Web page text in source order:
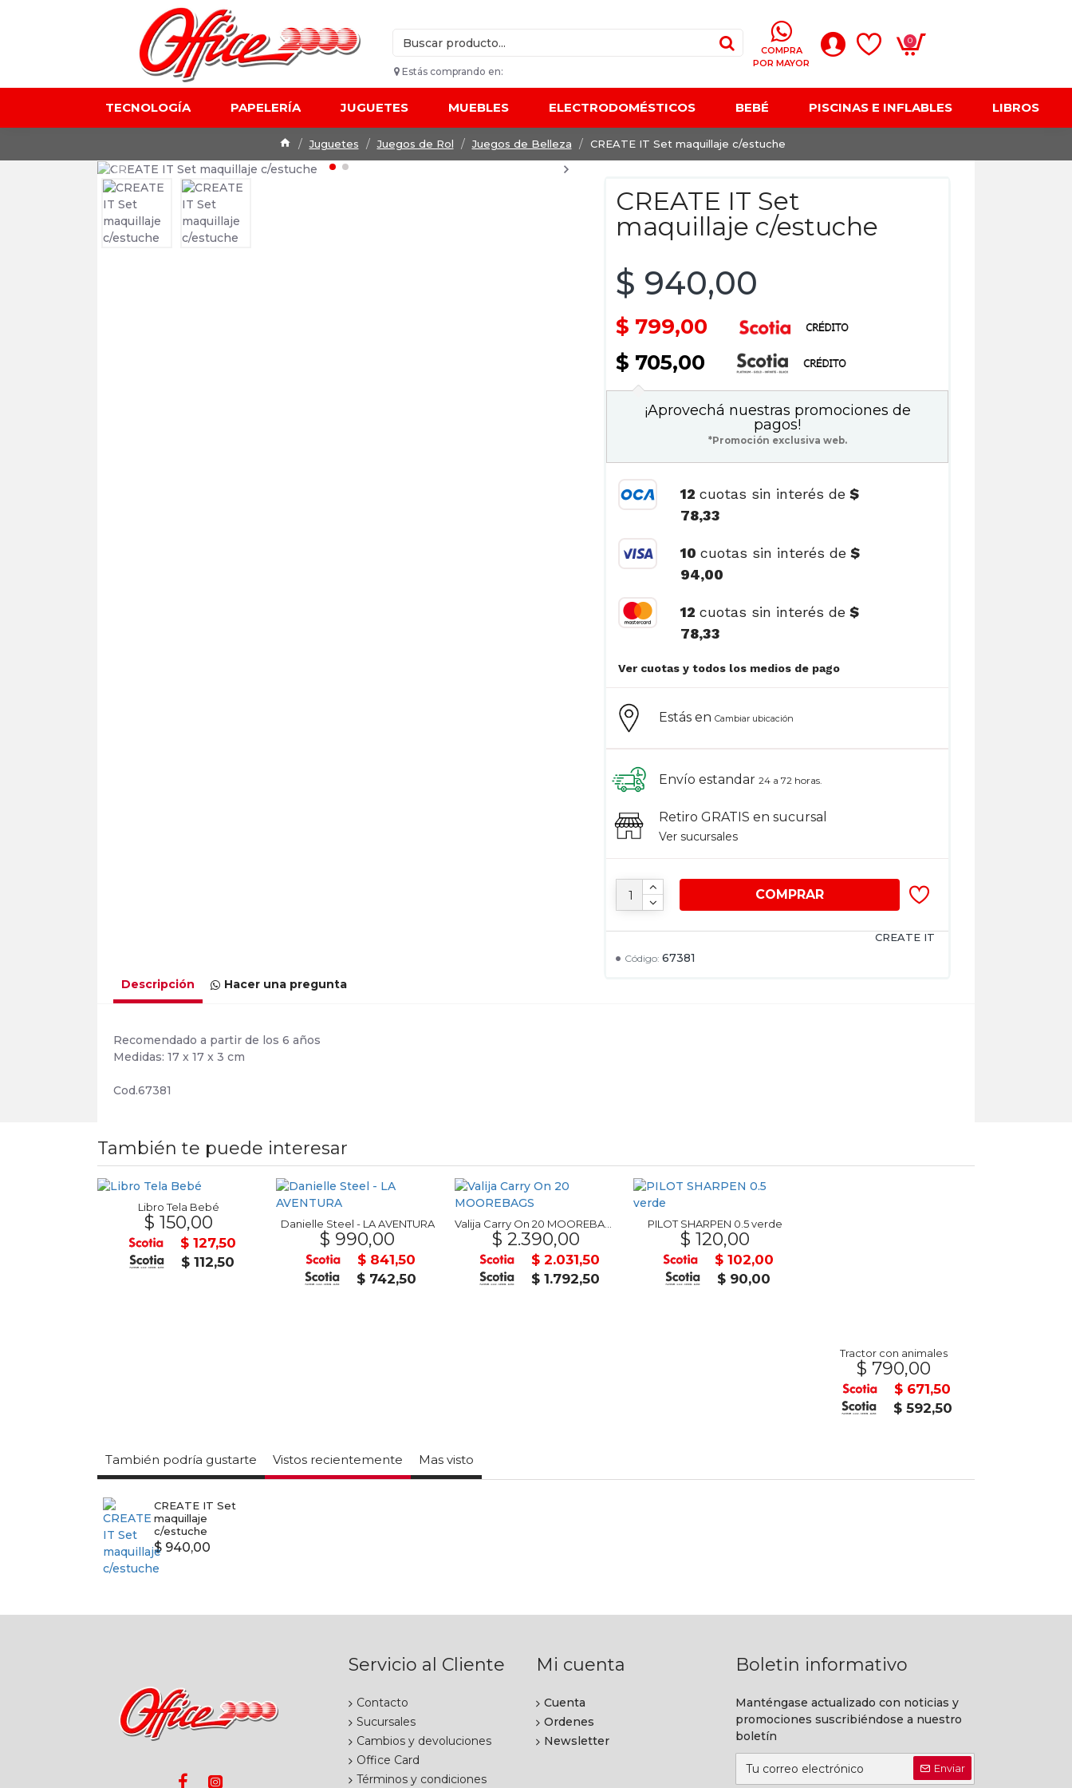
Estás comprando en:
COMPRA
POR MAYOR
0
TECNOLOGÍA PAPELERÍA JUGUETES MUEBLES ELECTRODOMÉSTICOS BEBÉ PISCINAS E INFLABLES LIBROS
Juguetes Juegos de Rol Juegos de Belleza CREATE IT Set maquillaje c/estuche
CREATE IT Set
maquillaje c/estuche
Código: 67381
CREATE IT
$ 940,00
$ 799,00
$ 705,00
COMPRAR
Estás enCambiar ubicación
Envío estandar 24 a 72 horas.
Retiro GRATIS en sucursal
Ver sucursales
¡Aprovechá nuestras promociones de
pagos!
*Promoción exclusiva web.
12cuotas sin interés de $
78,33
10cuotas sin interés de $
94,00
12cuotas sin interés de $
78,33
Ver cuotas y todos los medios de pago
Descripción Hacer una pregunta
Recomendado a partir de los 6 años
Medidas: 17 x 17 x 3 cm
Cod.67381
También te puede interesar
Libro Tela Bebé
$ 150,00
$ 127,50
$ 112,50
Danielle Steel - LA AVENTURA
$ 990,00
$ 841,50
$ 742,50
$ 2.390,00
$ 2.031,50
$ 1.792,50
PILOT SHARPEN 0.5 verde
$ 120,00
$ 102,00
$ 90,00
También podría gustarte Vistos recientemente Mas visto
CREATE IT Set
maquillaje
c/estuche
$ 940,00
Servicio al Cliente
Contacto
Sucursales
Cambios y devoluciones
Office Card
Términos y condiciones
Mi cuenta
Cuenta
Ordenes
Newsletter
Boletin informativo
Manténgase actualizado con noticias y
promociones suscribiéndose a nuestro
boletín
Enviar